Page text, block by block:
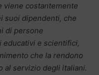
viene costantemente
suoi dipendenti, che
di persone
educativi e scientifici,
che la rendono
al servizio degli italiani.